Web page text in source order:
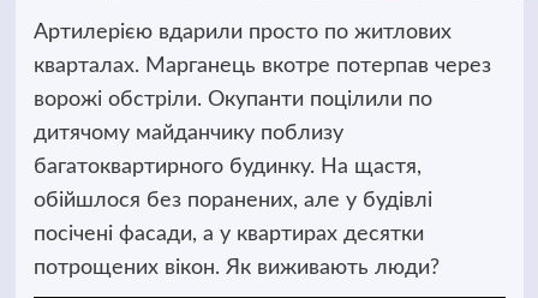
Артилерією вдарили просто по житлових
кварталах. Марганець вкотре потерпав через
ворожі обстріли. Окупанти поцілили по
дитячому майданчику поблизу
багатоквартирного будинку. На щастя,
обійшлося без поранених, але у будівлі
посічені фасади, а у квартирах десятки
потрощених вікон. Як виживають люди?